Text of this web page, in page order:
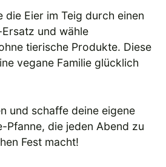
die Eier im Teig durch einen
und wähle
tierische Produkte. Diese
vegane Familie glücklich
und schaffe deine eigene
Pfanne, die jeden Abend zu
Fest macht!